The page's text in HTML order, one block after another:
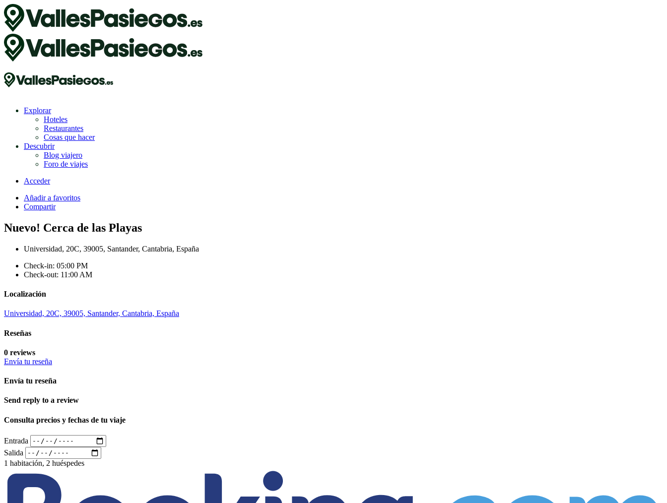
Explorar
Hoteles
Restaurantes
Cosas que hacer
Descubrir
Blog viajero
Foro de viajes
Acceder
Añadir a favoritos
Compartir
Nuevo! Cerca de las Playas
Universidad, 20C, 39005, Santander, Cantabria, España
Check-in: 05:00 PM
Check-out: 11:00 AM
Localización
Universidad, 20C, 39005, Santander, Cantabria, España
Reseñas
0 reviews
Envía tu reseña
Envía tu reseña
Send reply to a review
Consulta precios y fechas de tu viaje
Entrada
Salida
1 habitación, 2 huéspedes